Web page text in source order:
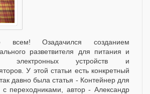
разветвителя для питания и
электронных устройств и
У этой статьи есть конкретный
давно была статья - Контейнер для
с переходниками, автор - Александр